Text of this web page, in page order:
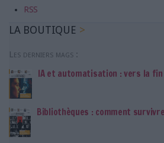
RSS
LA BOUTIQUE
Les derniers mags :
IA et automatisation : vers la fin
Bibliothèques : comment